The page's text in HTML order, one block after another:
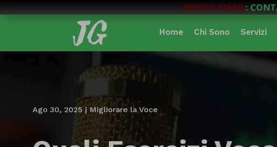
NUOVA EMAIL:
Home Chi Sono Servizi
Ago 30, 2025| Migliorare la Voce